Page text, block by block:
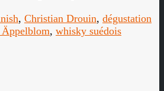
, Christian Drouin, dégustation
, whisky suédois